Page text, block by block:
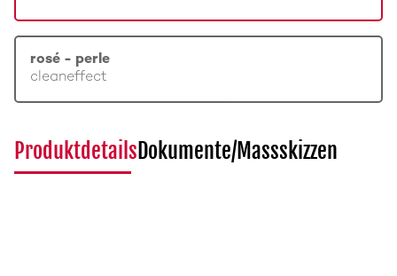
rosé - perle
cleaneffect
ProduktdetailsDokumente/Massskizzen